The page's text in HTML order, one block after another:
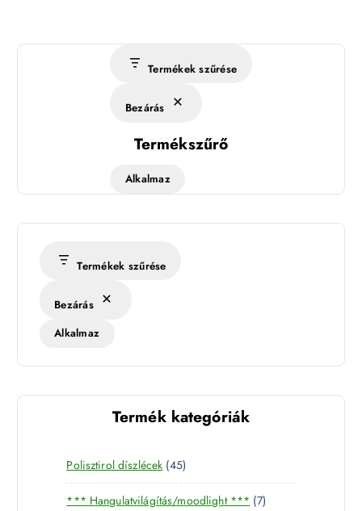
Termékek szűrése
Bezárás
Termékszűrő
Alkalmaz
Termékek szűrése
Bezárás
Alkalmaz
Termék kategóriák
Polisztirol díszlécek 454
5
t
*** Hangulatvilágítás/moodlight *** 77